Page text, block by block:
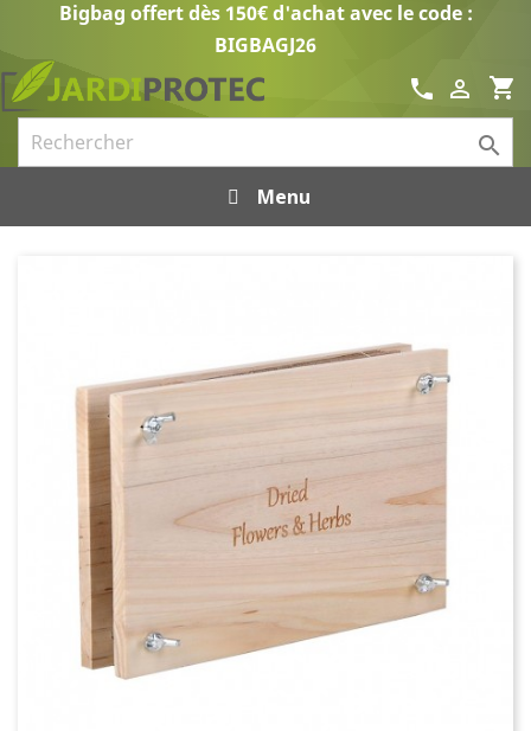
Bigbag offert dès 150€ d'achat avec le code :
BIGBAGJ26
shopping_cart

call

Menu